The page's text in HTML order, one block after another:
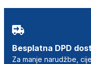
Besplatna DPD
Za manje narudžbe,